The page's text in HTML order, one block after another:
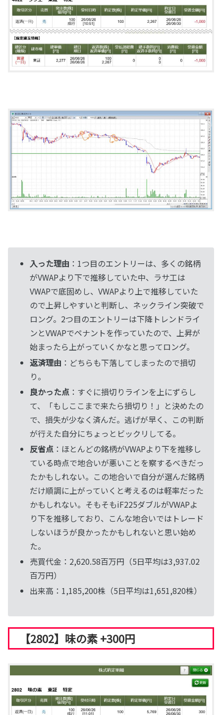
入った理由 ：1つ目のエントリーは、多くの銘柄
がVWAPより下で推移していた中、ラサ工は
VWAPで底固めし、VWAPより上で推移していた
ので上昇しやすいと判断し、ネックライン突破で
ロング。2つ目のエントリーは下降トレンドライ
ンとVWAPでペナントを作っていたので、上昇が
始まったら上がっていくかなと思ってロング。
返済理由 ：どちらも下落してしまったので損切
り。
良かった点 ：すぐに損切りラインを上にずらし
て、「もしここまで来たら損切り！」と決めたの
で、損失が少なく済んだ。逃げが早く、この判断
が行えた自分にちょっとビックリしてる。
反省点 ：ほとんどの銘柄がVWAPより下を推移し
ている時点で地合いが悪いことを察するべきだっ
たかもしれない。この地合いで自分が選んだ銘柄
だけ順調に上がっていくと考えるのは軽率だった
かもしれない。そもそもiF225ダブルがVWAPよ
り下を推移しており、こんな地合いではトレード
しないほうが良かったかもしれないと思い始め
た。
売買代金：2,620.58百万円（5日平均は3,937.02
百万円）
出来高：1,185,200株（5日平均は1,651,820株）
【2802】味の素 +300円